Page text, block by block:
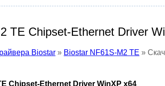
TE Chipset-Ethernet Driver
Biostar » Biostar NF61S-M2 TE »
Chipset-Ethernet Driver WinXP x64